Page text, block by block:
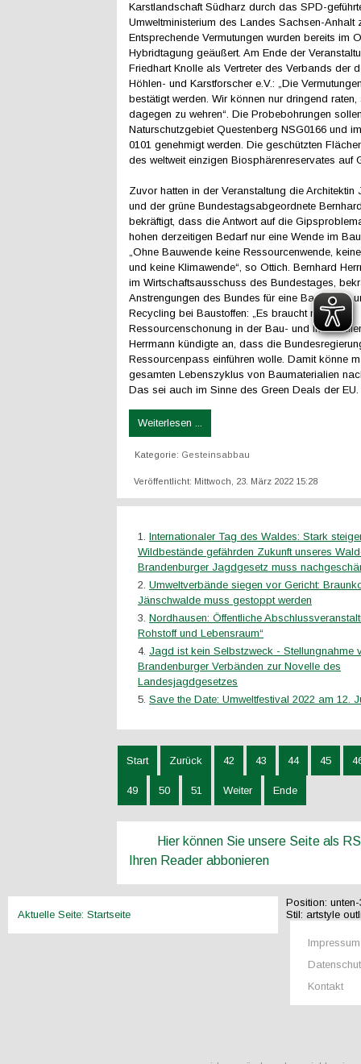
Karstlandschaft Südharz durch das SPD-
Umweltministerium des Landes Sachsen-Anhalt
Entsprechende Vermutungen wurden bereits im
Hybridtagung geäußert. Am Ende der
Friedhart Knolle als Vertreter des Verbands der
Höhlen- und Karstforscher e.V.: „Die
bestätigt werden. Wir können nur dringend raten,
dagegen zu wehren“. Die Probebohrungen
Naturschutzgebiet Questenberg NSG0166 und
0101 genehmigt werden. Die geschützten
des weltweit einzigen Biosphärenreservates auf
Zuvor hatten in der Veranstaltung die Architektin
und der grüne Bundestagsabgeordnete
bekräftigt, dass die Antwort auf die
hohen derzeitigen Bedarf nur eine Wende im
„Ohne Bauwende keine Ressourcenwende,
und keine Klimawende“, so Ottich. Bernhard
im Wirtschaftsausschuss des Bundestages,
Anstrengungen des Bundes für eine Bauwende
Recycling bei Baustoffen: „Es braucht mehr
Ressourcenschonung in der Bau- und
Herrmann kündigte an, dass die
Ressourcenpass einführen wolle. Damit könne
gesamten Lebenszyklus von Baumaterialien
Das sei auch im Sinne des Green Deals der EU.
Weiterlesen ...
Kategorie: Gesteinsabbau
Veröffentlicht: Mittwoch, 23. März 2022 15:28
Internationaler Tag des Waldes: Stark
Wildbestände gefährden Zukunft unseres
Brandenburger Jagdgesetz muss
Umweltverbände siegen vor Gericht:
Jänschwalde muss gestoppt werden
Nordhausen: Öffentliche
Rohstoff und Lebensraum“
Jagd ist kein Selbstzweck - Stellungnahme
Brandenburger Verbänden zur Novelle des
Landesjagdgesetzes
Save the Date: Umweltfestival 2022 am 12.
Start Zurück 42 43 44 45
49 50 51 Weiter Ende
Hier können Sie unsere Seite als
Ihren Reader abbonieren
Aktuelle Seite: Startseite
Position:
Stil: artstyle
Impressum
Kontakt